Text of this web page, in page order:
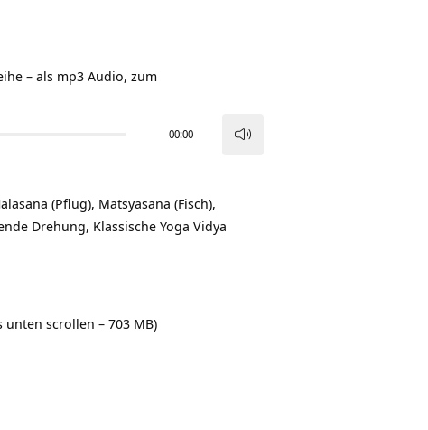
– als mp3 Audio, zum
00:00
(Pflug), Matsyasana (Fisch),
Drehung, Klassische Yoga Vidya
scrollen – 703 MB)